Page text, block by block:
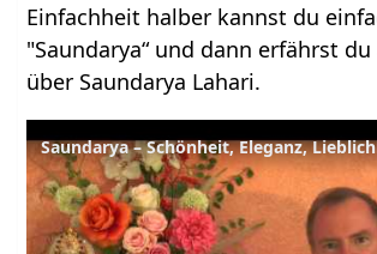
Einfachheit halber kannst du
"Saundarya“ und dann erfährst
über Saundarya Lahari.